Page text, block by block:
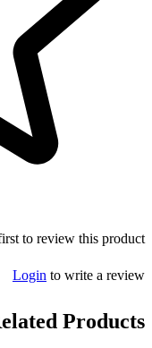
to review this product!
Login to write a review
Products